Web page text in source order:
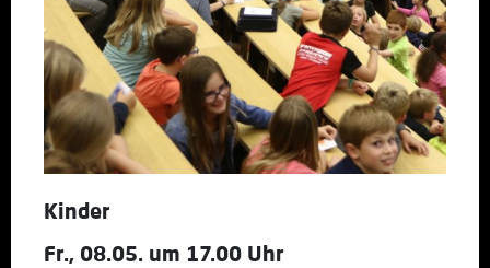
Kinder
Fr., 08.05. um 17.00 Uhr